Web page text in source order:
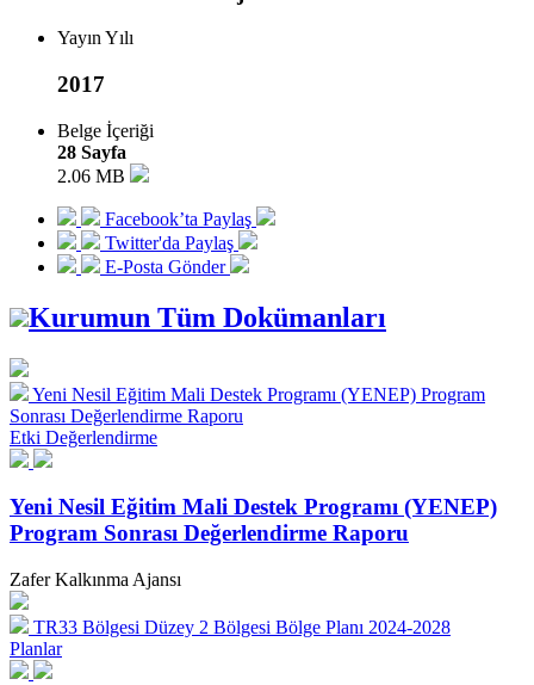
Yayın Yılı
2017
Belge İçeriği
28 Sayfa
2.06 MB
Facebook’ta Paylaş
Twitter'da Paylaş
E-Posta Gönder
Kurumun Tüm Dokümanları
Yeni Nesil Eğitim Mali Destek Programı (YENEP) Program
Sonrası Değerlendirme Raporu
Etki Değerlendirme
Yeni Nesil Eğitim Mali Destek Programı (YENEP)
Program Sonrası Değerlendirme Raporu
Zafer Kalkınma Ajansı
TR33 Bölgesi Düzey 2 Bölgesi Bölge Planı 2024-2028
Planlar